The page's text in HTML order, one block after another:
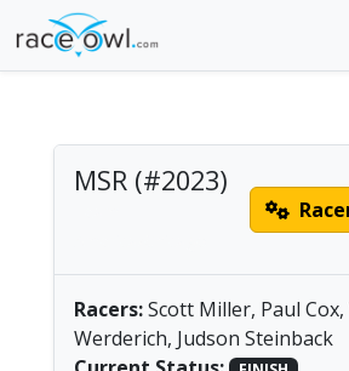
MSR (#2023)
Racers:Scott Miller, Paul Cox,
Werderich, Judson Steinback